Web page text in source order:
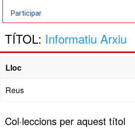
Participar
TÍTOL: Informatiu Arxiu
Lloc
Reus
Col·leccions per aquest títol